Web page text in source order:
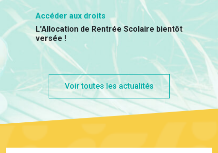
Accéder aux droits
L'Allocation de Rentrée Scolaire bientôt
versée !
Voir toutes les actualités